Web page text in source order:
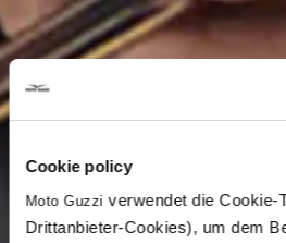
Cookie policy
Moto Guzziverwendet die Cookie-
Drittanbieter-Cookies), um dem